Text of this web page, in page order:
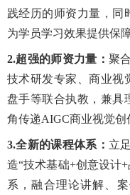
践经历的师资力量，同
为学员学习效果提供保
2.超强的师资力量： 聚
技术研发专家、商业视
盘手等联合执教，兼具
角传递AIGC商业视觉创
3.全新的课程体系： 立
造“技术基础+创意设计
系，融合理论讲解、